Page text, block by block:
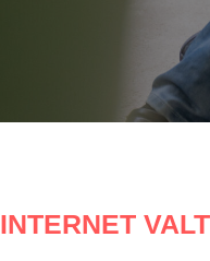
INTERNET